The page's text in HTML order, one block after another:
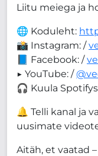
Liitu meiega ja
🌐 Koduleht:
📸 Instagram: /
📘 Facebook: /
▶️ YouTube: /
🎧 Kuula
🔔 Telli kanal ja
uusimate
Aitäh, et vaatad